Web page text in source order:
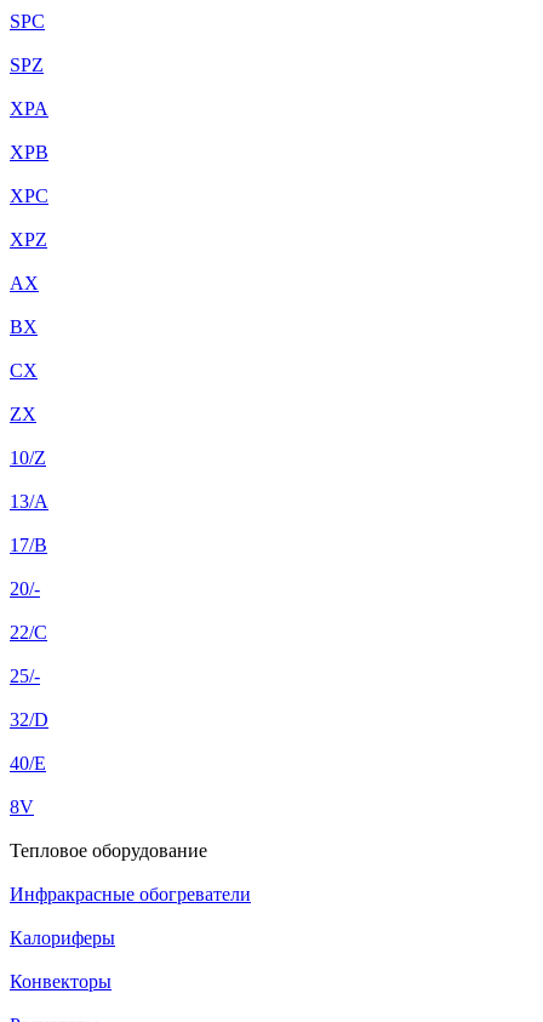
SPC
SPZ
XPA
XPB
XPC
XPZ
AX
BX
CX
ZX
10/Z
13/A
17/B
20/-
22/C
25/-
32/D
40/E
8V
Тепловое оборудование
Инфракрасные обогреватели
Калориферы
Конвекторы